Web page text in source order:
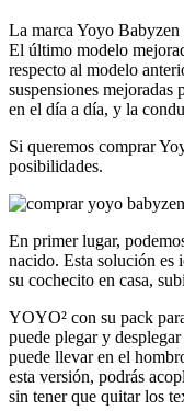
La marca Yoyo
El último modelo
respecto al modelo
suspensiones mejoradas
en el día a día, y la
Si queremos comprar
posibilidades.
En primer lugar,
nacido. Esta solución es
su cochecito en casa,
YOYO² con su pack
puede plegar y
puede llevar en el
esta versión, podrás
sin tener que quitar los